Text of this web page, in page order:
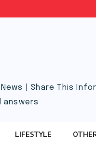
| Share This
answers
LIFESTYLE